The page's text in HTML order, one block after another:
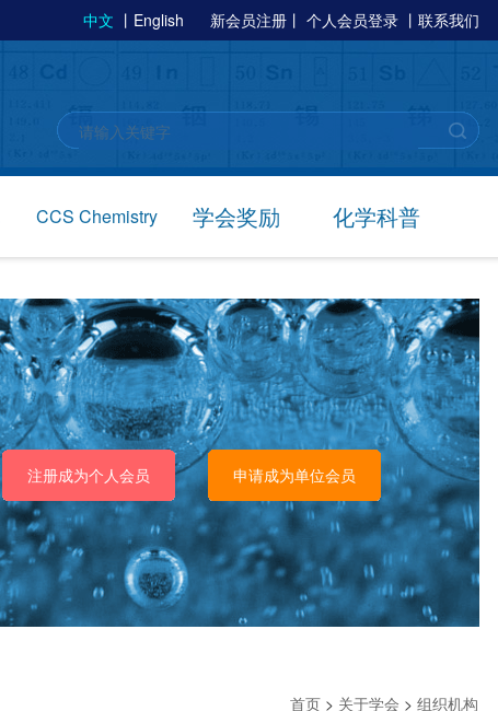
中文 丨 English 新会员注册 丨 个人会员登录 丨 联系我们
CCS Chemistry 学会奖励 化学科普
注册成为个人会员 申请成为单位会员
首页 > 关于学会 > 组织机构